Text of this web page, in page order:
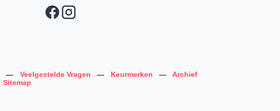
— Veelgestelde Vragen — Keurmerken —
Archief
Sitemap